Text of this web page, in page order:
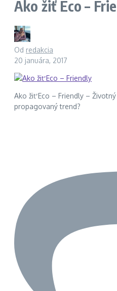
Ako žiť Eco –
Od redakcia
20 januára, 2017
Ako žiť Eco – Friendly –
propagovaný trend?